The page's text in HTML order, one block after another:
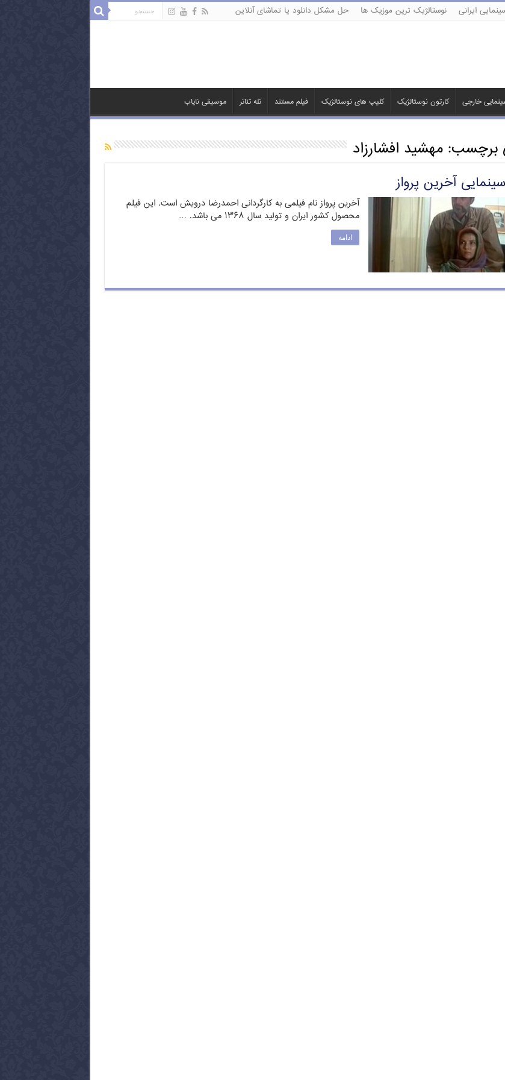
ایرانی نوستالژیک ترین موزیک ها حل مشکل دانلود یا تماشای آنلاین
خارجی کارتون نوستالژیک کلیپ های نوستالژیک فیلم مستند تله تئاتر موسیقی نایاب
برچسب:مهشید افشارزاد
آخرین پرواز
آخرین پرواز نام فیلمی به کارگردانی احمدرضا درویش است. این فیلم
محصول کشور ایران و تولید سال ۱۳۶۸ می باشد. …
ادامه